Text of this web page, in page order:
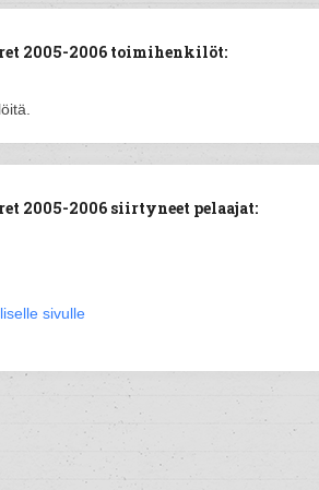
2005-2006 toimihenkilöt:
2005-2006 siirtyneet pelaajat:
sivulle